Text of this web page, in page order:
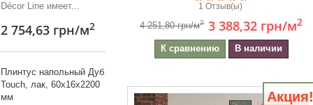
Décor Line имеет...
2 754,63 грн/м2
Плинтус напольный Дуб
Touch, лак, 60х16х2200
мм
1 Отзыв(ы)
4 251,80 грн/м2 3 388,32 грн/м2
К сравнению В наличии
Акция!